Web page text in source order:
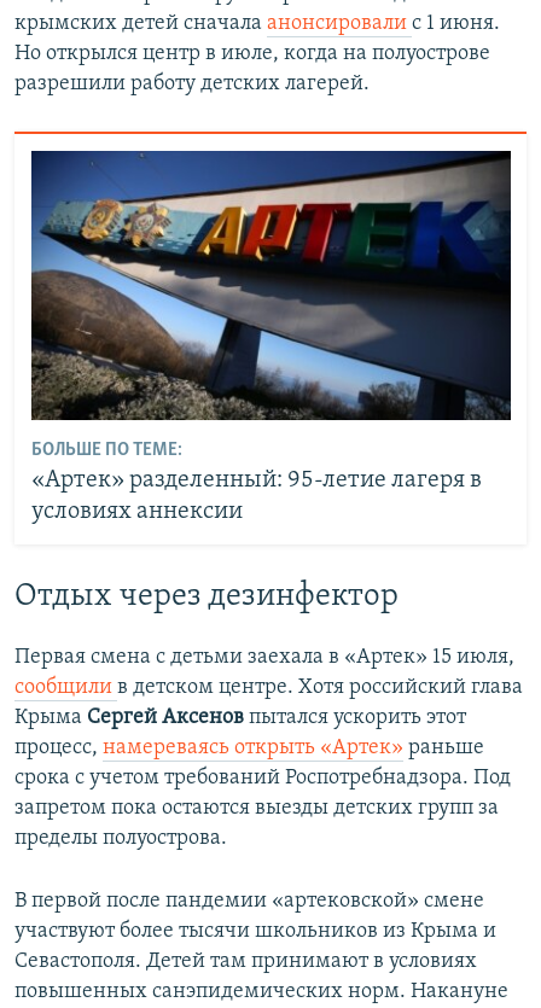
крымских детей сначала анонсировали с 1 июня.
Но открылся центр в июле, когда на полуострове
разрешили работу детских лагерей.
БОЛЬШЕ ПО ТЕМЕ:
«Артек» разделенный: 95-летие лагеря в
условиях аннексии
Отдых через дезинфектор
Первая смена с детьми заехала в «Артек» 15 июля,
сообщили в детском центре. Хотя российский глава
Крыма Сергей Аксенов пытался ускорить этот
процесс, намереваясь открыть «Артек» раньше
срока с учетом требований Роспотребнадзора. Под
запретом пока остаются выезды детских групп за
пределы полуострова.
В первой после пандемии «артековской» смене
участвуют более тысячи школьников из Крыма и
Севастополя. Детей там принимают в условиях
повышенных санэпидемических норм. Накануне